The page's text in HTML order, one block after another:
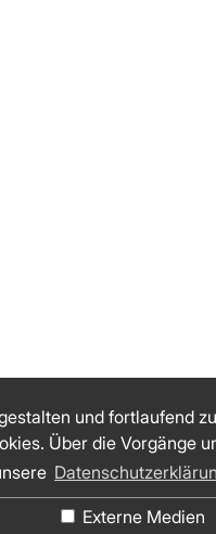
und fortlaufend zu
Über die Vorgänge
Externe Medien